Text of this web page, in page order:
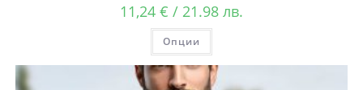
11,24 € / 21.98 лв.
Опции